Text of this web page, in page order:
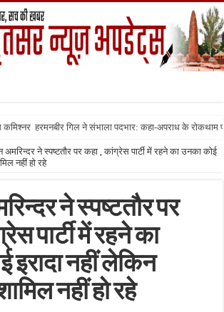
हरमनबीर गिल ने संभाला पदभार: कहा-अपराध के रोकथाम
अमरिन्दर ने स्पष्टतौर पर कहा , कांग्रेस पार्टी में रहने का उनका कोई
नहीं हो रहे
ने स्पष्टतौर पर
पार्टी में रहने का
इरादा नहीं लेकिन
नहीं हो रहे